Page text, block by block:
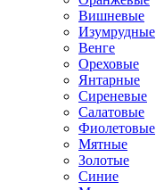
Вишневые
Изумрудные
Венге
Ореховые
Янтарные
Сиреневые
Салатовые
Фиолетовые
Мятные
Золотые
Синие